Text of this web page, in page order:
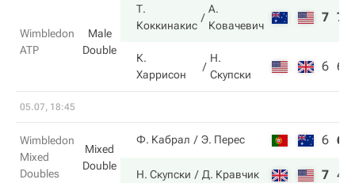
Wimbledon
ATP
Male
Double
Т.
Коккинакис
А.
Ковачевич
7 7
К.
Харрисон
Н.
Скупски
6 6
05.07, 18:45
Wimbledon
Mixed
Doubles
Mixed
Double
Ф. Кабрал Э. Перес 6 6
Н. Скупски Д. Кравчик 7 4